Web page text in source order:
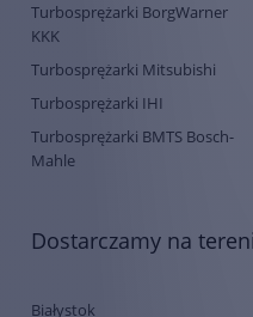
Turbosprężarki BorgWarner
KKK
Turbosprężarki Mitsubishi
Turbosprężarki IHI
Turbosprężarki BMTS Bosch-
Mahle
Dostarczamy na
Białystok